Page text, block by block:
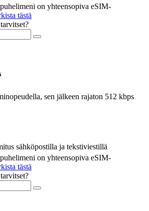
on yhteensopiva eSIM-
tästä
sen jälkeen rajaton 512 kbps
sähköpostilla ja tekstiviestillä
on yhteensopiva eSIM-
tästä